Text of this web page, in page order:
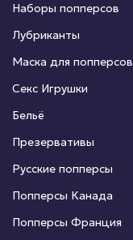
Наборы попперсов
Лубриканты
Маска для попперсов
Секс Игрушки
Бельё
Презервативы
Русские попперсы
Попперсы Канада
Попперсы Франция